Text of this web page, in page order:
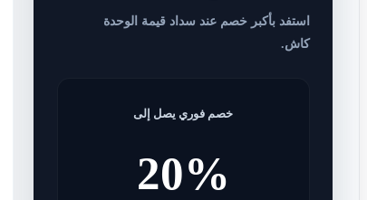
استفد بأكبر خصم عند سداد قيمة الوحدة
كاش.
خصم فوري يصل إلى
20%